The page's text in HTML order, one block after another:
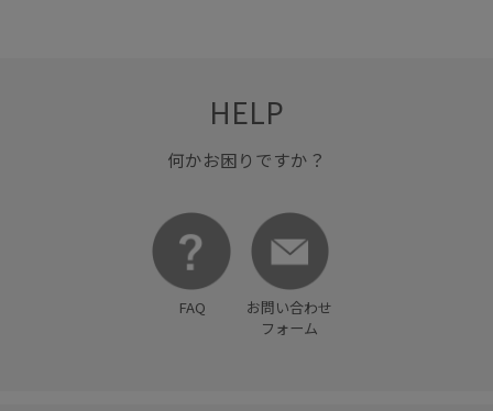
HELP
何かお困りですか？
FAQ
お問い合わせ
フォーム